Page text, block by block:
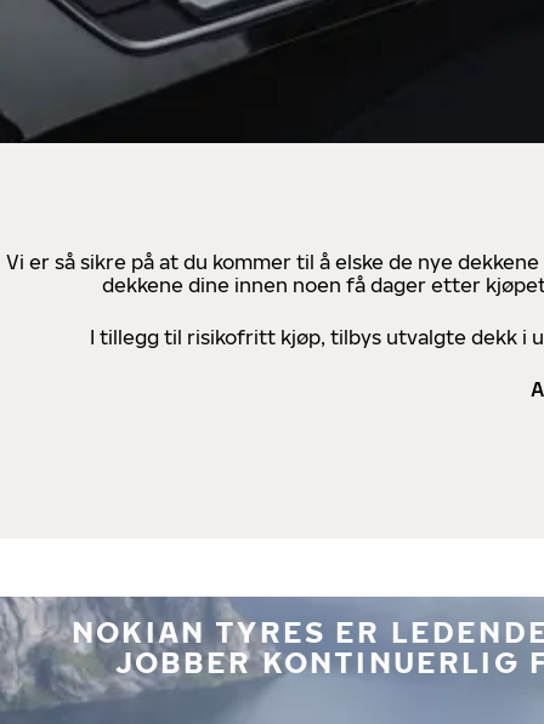
Vi er så sikre på at du kommer til å elske de nye
dekkene dine innen noen få dager etter
I tillegg til risikofritt kjøp, tilbys utvalgte dekk i
NOKIAN TYRES ER
JOBBER KONTINUERLIG